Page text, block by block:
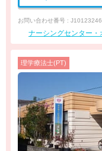
お問い合わせ番号 :
ナーシングセンター・
理学療法士(PT)